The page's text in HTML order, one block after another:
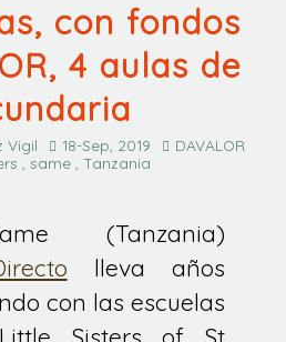
con fondos
4 aulas de
Vigil 18-Sep, 2019
DAVALOR
, same , Tanzania
(Tanzania)
lleva años
con las escuelas